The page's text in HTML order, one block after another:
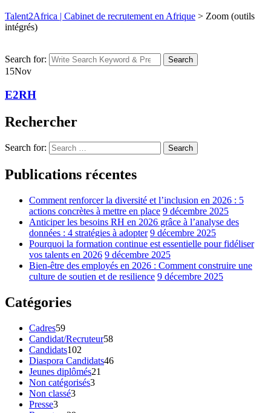
Talent2Africa | Cabinet de recrutement en Afrique > Zoom (outils
intégrés)
Search for: Search
15Nov
E2RH
Rechercher
Search for: Search
Publications récentes
Comment renforcer la diversité et l’inclusion en 2026 : 5
actions concrètes à mettre en place 9 décembre 2025
Anticiper les besoins RH en 2026 grâce à l’analyse des
données : 4 stratégies à adopter 9 décembre 2025
Pourquoi la formation continue est essentielle pour fidéliser
vos talents en 2026 9 décembre 2025
Bien-être des employés en 2026 : Comment construire une
culture de soutien et de resilience 9 décembre 2025
Catégories
Cadres59
Candidat/Recruteur58
Candidats102
Diaspora Candidats46
Jeunes diplômés21
Non catégorisés3
Non classé3
Presse3